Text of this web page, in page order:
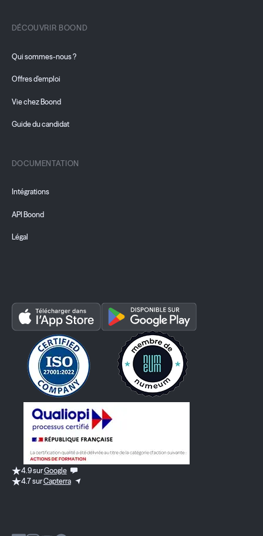
DÉCOUVRIR BOOND
Qui sommes-nous ?
Offres d'emploi
Vie chez Boond
Guide du candidat
DOCUMENTATION
Intégrations
API Boond
Légal
4.9 surGoogle
4.7 surCapterra